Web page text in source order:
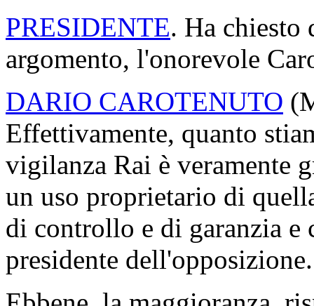
PRESIDENTE. Ha chiesto
argomento, l'onorevole
DARIO CAROTENUTO (
Effettivamente, quanto
vigilanza Rai è veramente
un uso proprietario di
di controllo e di garanzia e
presidente dell'opposizione.